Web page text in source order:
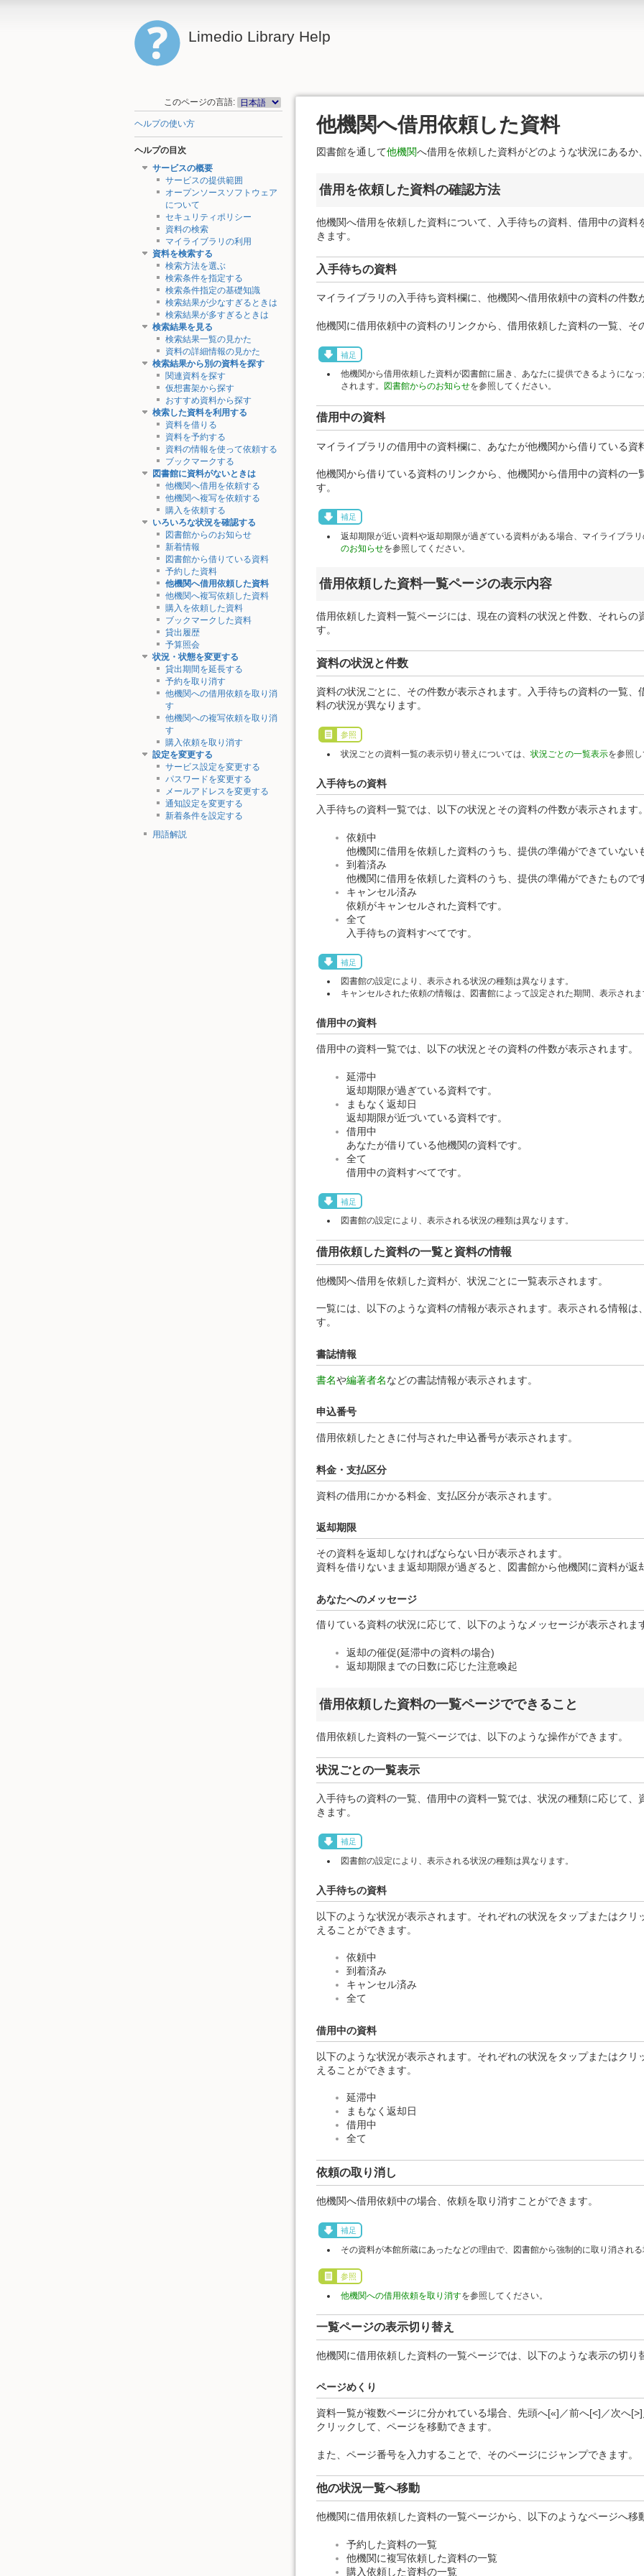
Limedio Library Help
このページの言語:
ヘルプの使い方
ヘルプの目次
サービスの概要
サービスの提供範囲
オープンソースソフトウェア
について
セキュリティポリシー
資料の検索
マイライブラリの利用
資料を検索する
検索方法を選ぶ
検索条件を指定する
検索条件指定の基礎知識
検索結果が少なすぎるときは
検索結果が多すぎるときは
検索結果を見る
検索結果一覧の見かた
資料の詳細情報の見かた
検索結果から別の資料を探す
関連資料を探す
仮想書架から探す
おすすめ資料から探す
検索した資料を利用する
資料を借りる
資料を予約する
資料の情報を使って依頼する
ブックマークする
図書館に資料がないときは
他機関へ借用を依頼する
他機関へ複写を依頼する
購入を依頼する
いろいろな状況を確認する
図書館からのお知らせ
新着情報
図書館から借りている資料
予約した資料
他機関へ借用依頼した資料
他機関へ複写依頼した資料
購入を依頼した資料
ブックマークした資料
貸出履歴
予算照会
状況・状態を変更する
貸出期間を延長する
予約を取り消す
他機関への借用依頼を取り消
す
他機関への複写依頼を取り消
す
購入依頼を取り消す
設定を変更する
サービス設定を変更する
パスワードを変更する
メールアドレスを変更する
通知設定を変更する
新着条件を設定する
用語解説
他機関へ借用依頼した資料
図書館を通して他機関へ借用を依頼した資料がどのような状況にある
借用を依頼した資料の確認方法
他機関へ借用を依頼した資料について、入手待ちの資料、借用中の資
きます。
入手待ちの資料
マイライブラリの入手待ち資料欄に、他機関へ借用依頼中の資料の件数
他機関に借用依頼中の資料のリンクから、借用依頼した資料の一覧、そ
補足
他機関から借用依頼した資料が図書館に届き、あなたに提供できるようにな
されます。
図書館からのお知らせを参照してください。
借用中の資料
マイライブラリの借用中の資料欄に、あなたが他機関から借りている資
他機関から借りている資料のリンクから、他機関から借用中の資料の一
す。
補足
返却期限が近い資料や返却期限が過ぎている資料がある場合、マイライブラ
のお知らせを参照してください。
借用依頼した資料一覧ページの表示内容
借用依頼した資料一覧ページには、現在の資料の状況と件数、それら
す。
資料の状況と件数
資料の状況ごとに、その件数が表示されます。入手待ちの資料の一覧
料の状況が異なります。
参照
状況ごとの資料一覧の表示切り替えについては、状況ごとの一覧表示を参照
入手待ちの資料
入手待ちの資料一覧では、以下の状況とその資料の件数が表示されます
依頼中
他機関に借用を依頼した資料のうち、提供の準備ができていない
到着済み
他機関に借用を依頼した資料のうち、提供の準備ができたもので
キャンセル済み
依頼がキャンセルされた資料です。
全て
入手待ちの資料すべてです。
補足
図書館の設定により、表示される状況の種類は異なります。
キャンセルされた依頼の情報は、図書館によって設定された期間、表示され
借用中の資料
借用中の資料一覧では、以下の状況とその資料の件数が表示されます。
延滞中
返却期限が過ぎている資料です。
まもなく返却日
返却期限が近づいている資料です。
借用中
あなたが借りている他機関の資料です。
全て
借用中の資料すべてです。
補足
図書館の設定により、表示される状況の種類は異なります。
借用依頼した資料の一覧と資料の情報
他機関へ借用を依頼した資料が、状況ごとに一覧表示されます。
一覧には、以下のような資料の情報が表示されます。表示される情報
す。
書誌情報
書名や編著者名などの書誌情報が表示されます。
申込番号
借用依頼したときに付与された申込番号が表示されます。
料金・支払区分
資料の借用にかかる料金、支払区分が表示されます。
返却期限
その資料を返却しなければならない日が表示されます。
資料を借りないまま返却期限が過ぎると、図書館から他機関に資料が返
あなたへのメッセージ
借りている資料の状況に応じて、以下のようなメッセージが表示されま
返却の催促(延滞中の資料の場合)
返却期限までの日数に応じた注意喚起
借用依頼した資料の一覧ページでできること
借用依頼した資料の一覧ページでは、以下のような操作ができます。
状況ごとの一覧表示
入手待ちの資料の一覧、借用中の資料一覧では、状況の種類に応じて
きます。
補足
図書館の設定により、表示される状況の種類は異なります。
入手待ちの資料
以下のような状況が表示されます。それぞれの状況をタップまたはク
えることができます。
依頼中
到着済み
キャンセル済み
全て
借用中の資料
以下のような状況が表示されます。それぞれの状況をタップまたはク
えることができます。
延滞中
まもなく返却日
借用中
全て
依頼の取り消し
他機関へ借用依頼中の場合、依頼を取り消すことができます。
補足
その資料が本館所蔵にあったなどの理由で、図書館から強制的に取り消され
参照
他機関への借用依頼を取り消すを参照してください。
一覧ページの表示切り替え
他機関に借用依頼した資料の一覧ページでは、以下のような表示の切り
ページめくり
資料一覧が複数ページに分かれている場合、先頭へ[«]／前へ[<]／次へ
クリックして、ページを移動できます。
また、ページ番号を入力することで、そのページにジャンプできます。
他の状況一覧へ移動
他機関に借用依頼した資料の一覧ページから、以下のようなページへ移
予約した資料の一覧
他機関に複写依頼した資料の一覧
購入依頼した資料の一覧